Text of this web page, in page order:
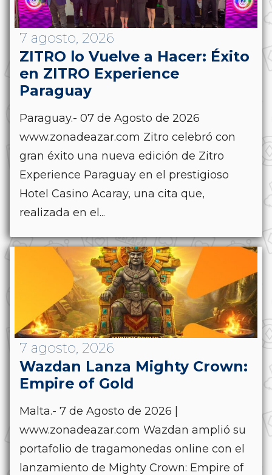
7 agosto, 2026
ZITRO lo Vuelve a Hacer: Éxito
en ZITRO Experience
Paraguay
Paraguay.- 07 de Agosto de 2026
www.zonadeazar.com Zitro celebró con
gran éxito una nueva edición de Zitro
Experience Paraguay en el prestigioso
Hotel Casino Acaray, una cita que,
realizada en el...
7 agosto, 2026
Wazdan Lanza Mighty Crown:
Empire of Gold
Malta.- 7 de Agosto de 2026 |
www.zonadeazar.com Wazdan amplió su
portafolio de tragamonedas online con el
lanzamiento de Mighty Crown: Empire of